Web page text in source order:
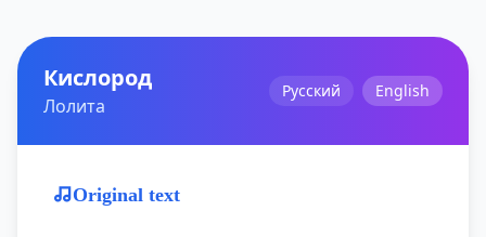
Кислород
Лолита
Русский English
Original text